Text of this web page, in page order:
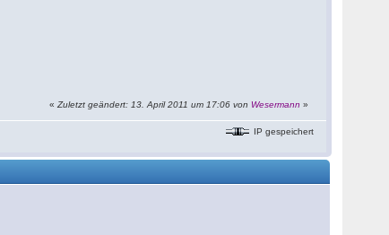
«Zuletzt geändert: 13. April 2011 um 17:06 von Wesermann »
IP gespeichert